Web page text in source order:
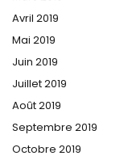
Avril 2019
Mai 2019
Juin 2019
Juillet 2019
Août 2019
Septembre 2019
Octobre 2019